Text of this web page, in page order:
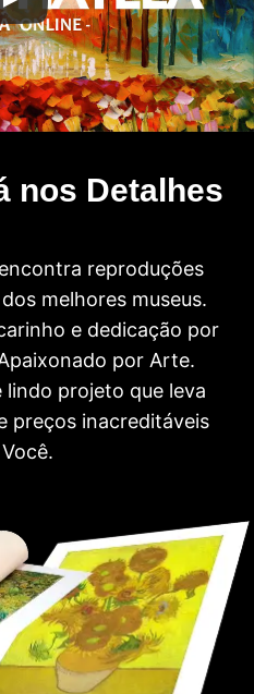
nos Detalhes
reproduções
melhores museus.
e dedicação por
por Arte.
projeto que leva
preços inacreditáveis